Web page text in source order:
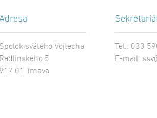
Spolok svätého Vojtecha
Radlinského 5
917 01 Trnava
Tel.: 033
E-mail: